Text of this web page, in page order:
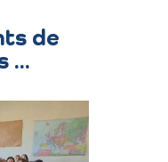
de
...